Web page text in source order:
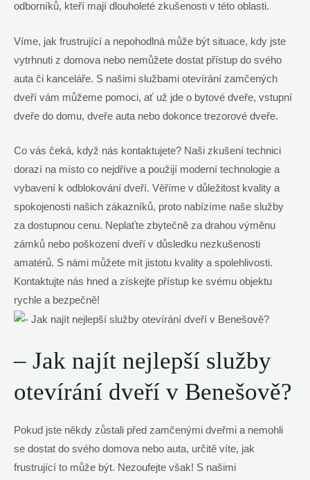
odborníků, kteří mají dlouholeté zkušenosti v této oblasti.
Víme, jak frustrující a nepohodlná může být situace, kdy jste
vytrhnuti z domova nebo nemůžete dostat přístup do svého
auta či kanceláře. S našimi službami otevírání zamčených
dveří vám můžeme pomoci, ať už jde o bytové dveře, vstupní
dveře do domu, dveře auta nebo dokonce trezorové dveře.
Co vás čeká, když nás kontaktujete? Naši zkušení technici
dorazí na místo co nejdříve a použijí moderní technologie a
vybavení k odblokování dveří. Věříme v důležitost kvality a
spokojenosti našich zákazníků, proto nabízíme naše služby
za dostupnou cenu. Neplaťte zbytečně za drahou výměnu
zámků nebo poškození dveří v důsledku nezkušenosti
amatérů. S námi můžete mít jistotu kvality a spolehlivosti.
Kontaktujte nás hned a získejte přístup ke svému objektu
rychle a bezpečně!
– Jak najít nejlepší služby
otevírání dveří v Benešově?
Pokud jste někdy zůstali před zamčenými dveřmi a nemohli
se dostat do svého domova nebo auta, určitě víte, jak
frustrující to může být. Nezoufejte však! S našimi